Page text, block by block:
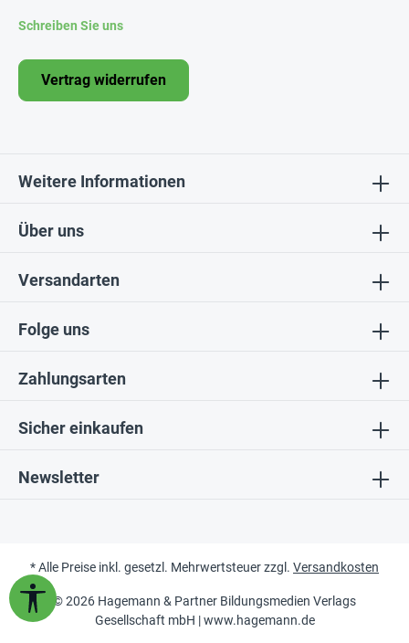
Folge uns
Sicher einkaufen
Über uns
Newsletter
Schreiben Sie uns
Vertrag widerrufen
Weitere Informationen
Zahlungsarten
Versandarten
© 2026 Hagemann & Partner Bildungsmedien Verlags
Gesellschaft mbH |www.hagemann.de
* Alle Preise inkl. gesetzl. Mehrwertsteuer zzgl. Versandkosten
Werkzeugleiste anzeigen